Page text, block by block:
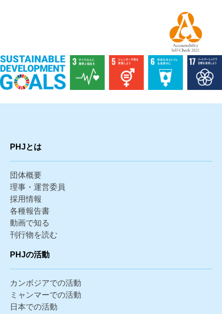
PHJとは
団体概要
理事・運営委員
採用情報
各種報告書
動画で知る
刊行物を読む
PHJの活動
カンボジアでの活動
ミャンマーでの活動
日本での活動